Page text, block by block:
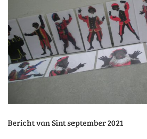
Bericht van Sint september 2021